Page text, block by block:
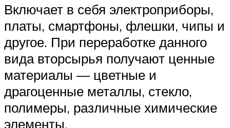
Включает в себя электроприборы,
платы, смартфоны, флешки, чипы и
другое. При переработке данного
вида вторсырья получают ценные
материалы — цветные и
драгоценные металлы, стекло,
полимеры, различные химические
элементы.